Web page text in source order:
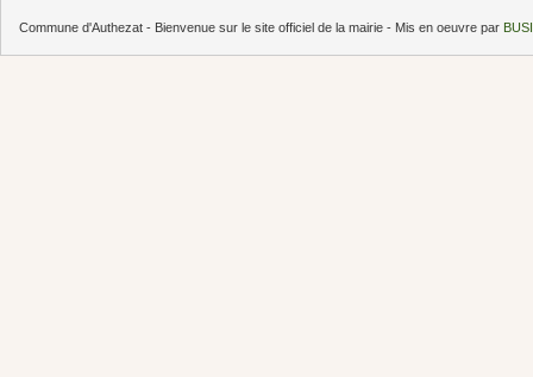
Commune d'Authezat - Bienvenue sur le site officiel de la mairie - Mis en oeuvre par